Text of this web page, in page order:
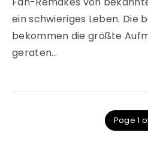
ein schwieriges Leben. Die
bekommen die größte
geraten…
Page 1